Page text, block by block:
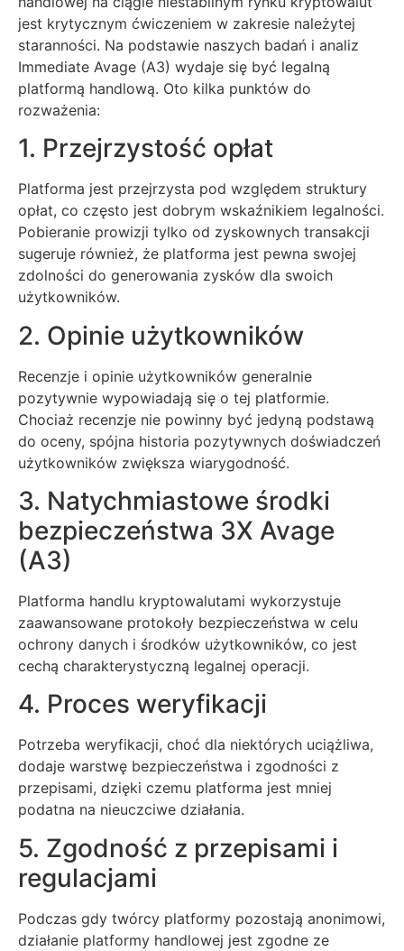
jest krytycznym ćwiczeniem w zakresie należytej
staranności. Na podstawie naszych badań i analiz
Immediate Avage (A3) wydaje się być legalną
platformą handlową. Oto kilka punktów do
rozważenia:
1. Przejrzystość opłat
Platforma jest przejrzysta pod względem struktury
opłat, co często jest dobrym wskaźnikiem legalności.
Pobieranie prowizji tylko od zyskownych transakcji
sugeruje również, że platforma jest pewna swojej
zdolności do generowania zysków dla swoich
użytkowników.
2. Opinie użytkowników
Recenzje i opinie użytkowników generalnie
pozytywnie wypowiadają się o tej platformie.
Chociaż recenzje nie powinny być jedyną podstawą
do oceny, spójna historia pozytywnych doświadczeń
użytkowników zwiększa wiarygodność.
3. Natychmiastowe środki
bezpieczeństwa 3X Avage
(A3)
Platforma handlu kryptowalutami wykorzystuje
zaawansowane protokoły bezpieczeństwa w celu
ochrony danych i środków użytkowników, co jest
cechą charakterystyczną legalnej operacji.
4. Proces weryfikacji
Potrzeba weryfikacji, choć dla niektórych uciążliwa,
dodaje warstwę bezpieczeństwa i zgodności z
przepisami, dzięki czemu platforma jest mniej
podatna na nieuczciwe działania.
5. Zgodność z przepisami i
regulacjami
Podczas gdy twórcy platformy pozostają anonimowi,
działanie platformy handlowej jest zgodne ze